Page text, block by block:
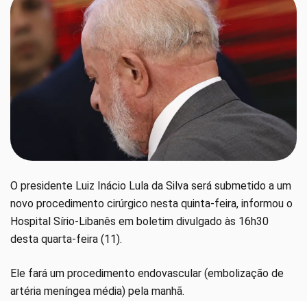
O presidente Luiz Inácio Lula da Silva será submetido a um
novo procedimento cirúrgico nesta quinta-feira, informou o
Hospital Sírio-Libanês em boletim divulgado às 16h30
desta quarta-feira (11).
Ele fará um procedimento endovascular (embolização de
artéria meníngea média) pela manhã.